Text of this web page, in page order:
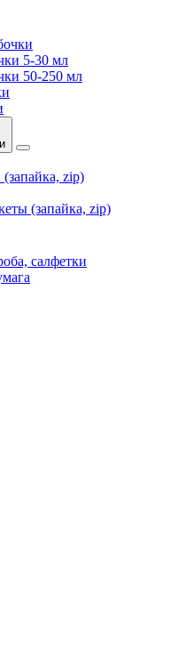
5-30 мл
50-250 мл
zip)
(запайка, zip)
салфетки